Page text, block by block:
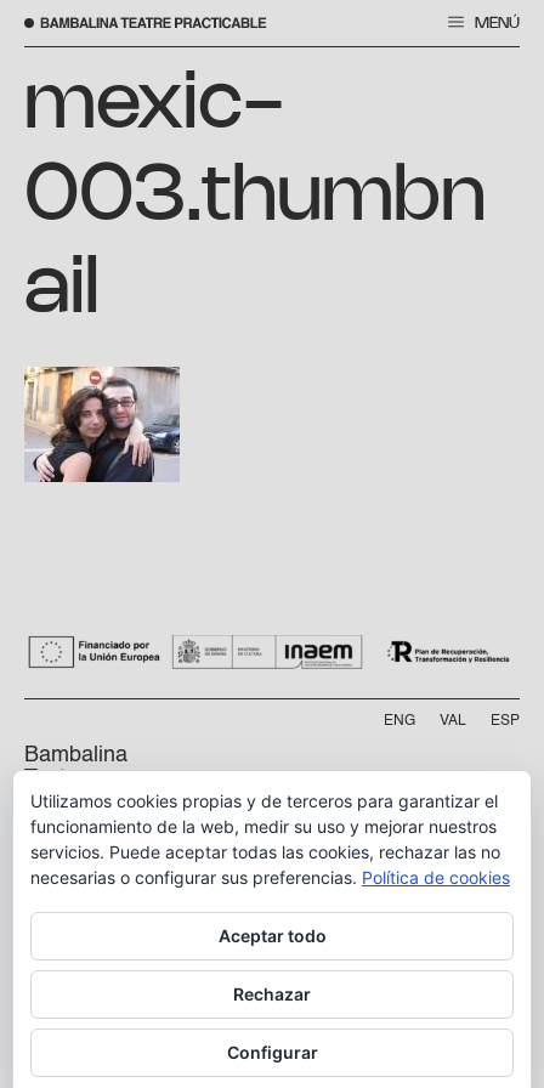
Saltar
contenido
MENÚ
mexic-
003.thumbn
ail
ENG VAL ESP
Bambalina
Teatre
Practicable
Calle Manyà, 5-bajo
46009, Valencia
info@bambalina.es
Tel (+34) 664 576 071
Aviso Legal
Utilizamos cookies propias y de terceros para garantizar el
funcionamiento de la web, medir su uso y mejorar nuestros
servicios. Puede aceptar todas las cookies, rechazar las no
necesarias o configurar sus preferencias. Política de cookies
Aceptar todo
Rechazar
Configurar